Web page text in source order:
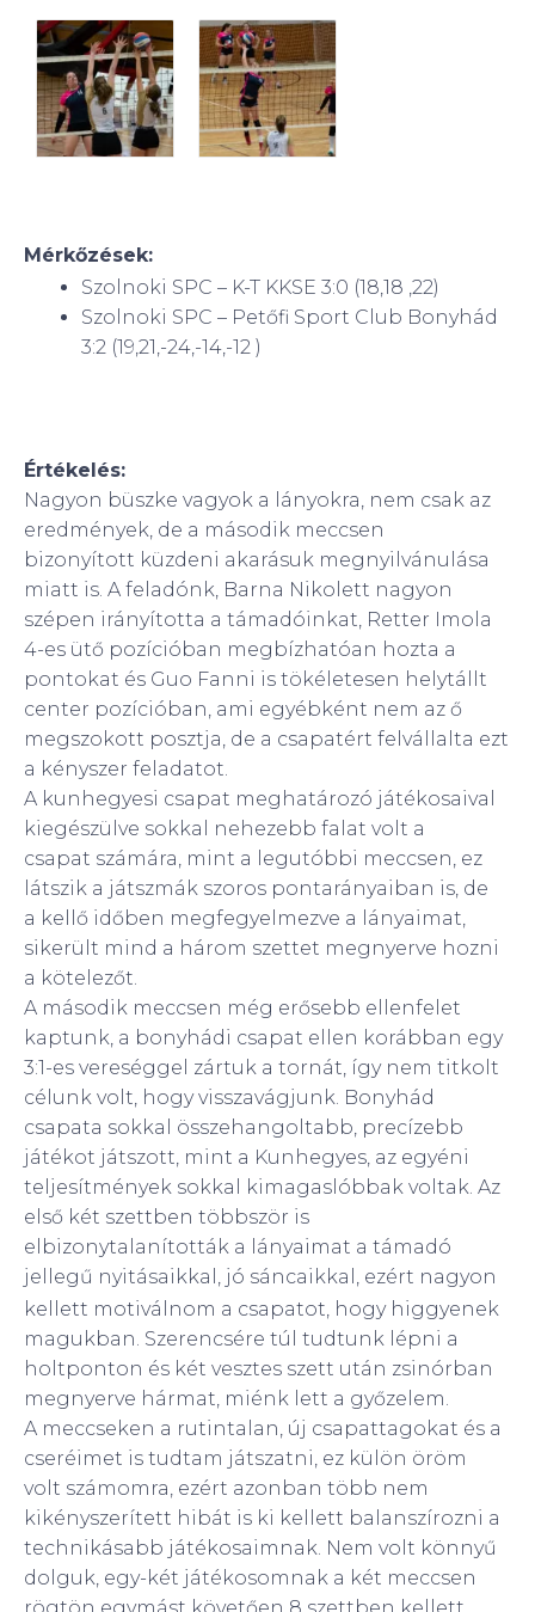
Mérkőzések:
Szolnoki SPC – K-T KKSE 3:0 (18,18 ,22)
Szolnoki SPC – Petőfi Sport Club Bonyhád
3:2 (19,21,-24,-14,-12 )
Értékelés:
Nagyon büszke vagyok a lányokra, nem csak az
eredmények, de a második meccsen
bizonyított küzdeni akarásuk megnyilvánulása
miatt is. A feladónk, Barna Nikolett nagyon
szépen irányította a támadóinkat, Retter Imola
4-es ütő pozícióban megbízhatóan hozta a
pontokat és Guo Fanni is tökéletesen helytállt
center pozícióban, ami egyébként nem az ő
megszokott posztja, de a csapatért felvállalta ezt
a kényszer feladatot.
A kunhegyesi csapat meghatározó játékosaival
kiegészülve sokkal nehezebb falat volt a
csapat számára, mint a legutóbbi meccsen, ez
látszik a játszmák szoros pontarányaiban is, de
a kellő időben megfegyelmezve a lányaimat,
sikerült mind a három szettet megnyerve hozni
a kötelezőt.
A második meccsen még erősebb ellenfelet
kaptunk, a bonyhádi csapat ellen korábban egy
3:1-es vereséggel zártuk a tornát, így nem titkolt
célunk volt, hogy visszavágjunk. Bonyhád
csapata sokkal összehangoltabb, precízebb
játékot játszott, mint a Kunhegyes, az egyéni
teljesítmények sokkal kimagaslóbbak voltak. Az
első két szettben többször is
elbizonytalanították a lányaimat a támadó
jellegű nyitásaikkal, jó sáncaikkal, ezért nagyon
kellett motiválnom a csapatot, hogy higgyenek
magukban. Szerencsére túl tudtunk lépni a
holtponton és két vesztes szett után zsinórban
megnyerve hármat, miénk lett a győzelem.
A meccseken a rutintalan, új csapattagokat és a
cseréimet is tudtam játszatni, ez külön öröm
volt számomra, ezért azonban több nem
kikényszerített hibát is ki kellett balanszírozni a
technikásabb játékosaimnak. Nem volt könnyű
dolguk, egy-két játékosomnak a két meccsen